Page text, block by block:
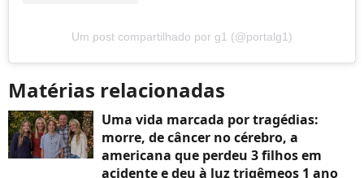
Um post compartilhado por g1 (@portalg1)
Matérias relacionadas
Uma vida marcada por tragédias:
morre, de câncer no cérebro, a
americana que perdeu 3 filhos em
acidente e deu à luz trigêmeos 1 ano